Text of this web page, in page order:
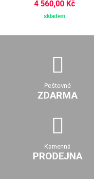
4 560,00 Kč
skladem
Poštovné
ZDARMA
Kamenná
PRODEJNA